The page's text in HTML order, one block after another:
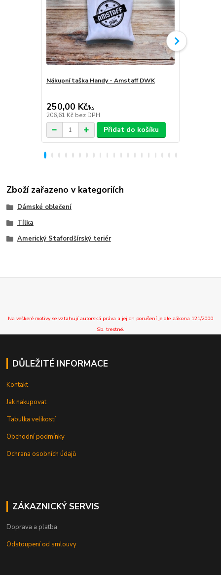
Nákupní taška Handy - Amstaff DWK
250,00 Kč/ks
206,61 Kč bez DPH
Přidat do košíku
Zboží zařazeno v kategoriích
Dámské oblečení
Tílka
Americký Stafordšírský teriér
Na veškeré motivy se vztahují autorská práva a jejich porušení je dle zákona 121/2000
Sb. trestné.
DŮLEŽITÉ INFORMACE
Kontakt
Jak nakupovat
Tabulka velikostí
Obchodní podmínky
Ochrana osobních údajů
ZÁKAZNICKÝ SERVIS
Doprava a platba
Odstoupení od smlouvy